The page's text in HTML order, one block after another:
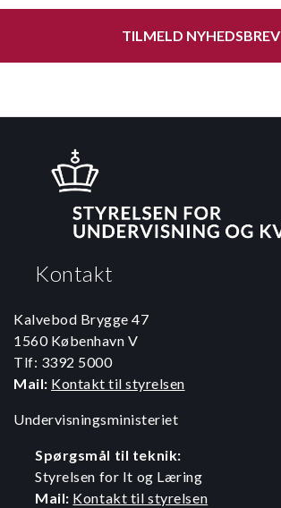
TILMELD NYHEDSBREV
Kontakt
Kalvebod Brygge 47
1560 København V
Tlf: 3392 5000
Mail: Kontakt til styrelsen
Undervisningsministeriet
Spørgsmål til teknik:
Styrelsen for It og Læring
Mail: Kontakt til styrelsen